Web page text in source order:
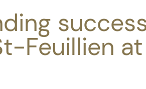
Feuillien